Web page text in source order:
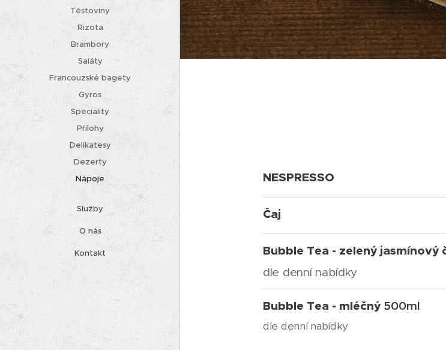
Těstoviny
Rizota
Brambory
Saláty
Francouzské bagety
Gyros
Speciality
Přílohy
Delikatesy
Dezerty
Nápoje
Služby
O nás
Kontakt
NESPRESSO
Čaj
Bubble Tea - zelený jasmínový
dle denní nabídky
Bubble Tea - mléčný 500ml
dle denní nabídky